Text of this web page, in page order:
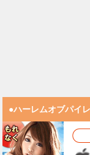
●ハーレムオブパイ